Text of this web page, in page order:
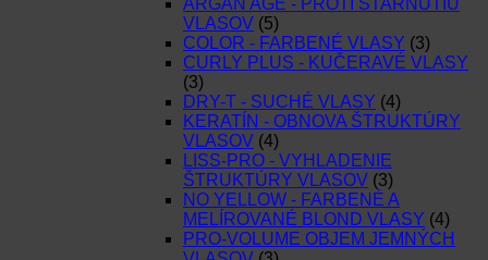
VLASOV (5)
COLOR - FARBENÉ VLASY (3)
CURLY PLUS - KUČERAVÉ VLASY
(3)
DRY-T - SUCHÉ VLASY (4)
KERATÍN - OBNOVA ŠTRUKTÚRY
VLASOV (4)
LISS-PRO - VYHLADENIE
ŠTRUKTÚRY VLASOV (3)
NO YELLOW - FARBENÉ A
MELÍROVANÉ BLOND VLASY (4)
PRO-VOLUME OBJEM JEMNÝCH